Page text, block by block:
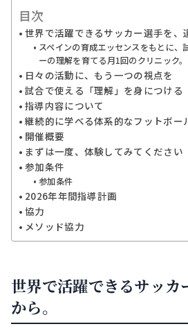
目次
世界で活躍できるサッカー選手を、
スペインの育成エッセンスをもとに、
ーの理解を育てる月1回のクリニック。
日々の活動に、もう一つの視点を
試合で使える「理解」を身につける
指導内容について
継続的に学べる体系的なフットボー
開催概要
まずは一度、体験してみてください
参加条件
参加条件
2026年年間指導計画
協力
メソッド協力
世界で活躍できるサッカ
から。